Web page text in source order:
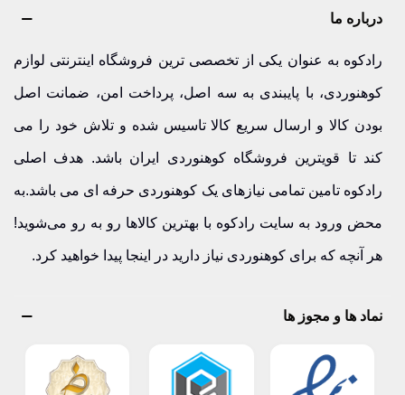
درباره ما
رادکوه به عنوان یکی از تخصصی ترین فروشگاه اینترنتی لوازم
کوهنوردی، با پایبندی به سه اصل، پرداخت امن، ضمانت اصل
بودن کالا و ارسال سریع کالا تاسیس شده و تلاش خود را می
کند تا قویترین فروشگاه کوهنوردی ایران باشد. هدف اصلی
رادکوه تامین تمامی نیازهای یک کوهنوردی حرفه ای می باشد.به
محض ورود به سایت رادکوه با بهترین کالاها رو به رو می‌شوید!
هر آنچه که برای کوهنوردی نیاز دارید در اینجا پیدا خواهید کرد.
نماد ها و مجوز ها